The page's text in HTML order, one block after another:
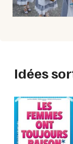
Idées